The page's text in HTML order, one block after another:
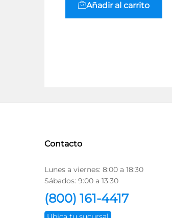
Añadir al carrito
Contacto
Lunes a viernes: 8:00 a 18:30
Sábados: 9:00 a 13:30
(800) 161-4417